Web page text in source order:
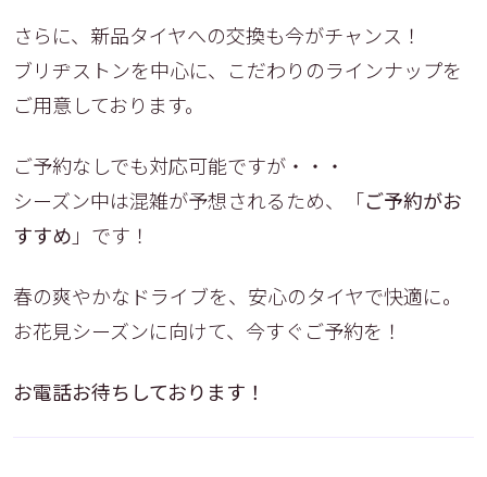
さらに、新品タイヤへの交換も今がチャンス！
ブリヂストンを中心に、こだわりのラインナップを
ご用意しております。
ご予約なしでも対応可能ですが・・・
シーズン中は混雑が予想されるため、「 ご予約がお
すすめ 」です！
春の爽やかなドライブを、安心のタイヤで快適に。
お花見シーズンに向けて、今すぐご予約を！
お電話お待ちしております！